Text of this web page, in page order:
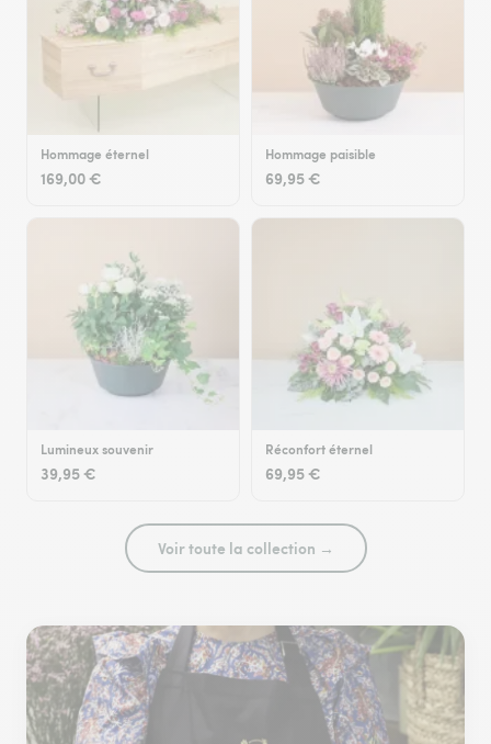
Hommage éternel
169,00 €
Hommage paisible
69,95 €
Lumineux souvenir
39,95 €
Réconfort éternel
69,95 €
Voir toute la collection →